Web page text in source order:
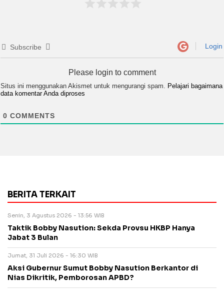
Subscribe Login
Please login to comment
Situs ini menggunakan Akismet untuk mengurangi spam. Pelajari bagaimana
data komentar Anda diproses
0 COMMENTS
BERITA TERKAIT
Senin, 3 Agustus 2026 - 13:56 WIB
Taktik Bobby Nasution: Sekda Provsu HKBP Hanya
Jabat 3 Bulan
Jumat, 31 Juli 2026 - 16:30 WIB
Aksi Gubernur Sumut Bobby Nasution Berkantor di
Nias Dikritik, Pemborosan APBD?